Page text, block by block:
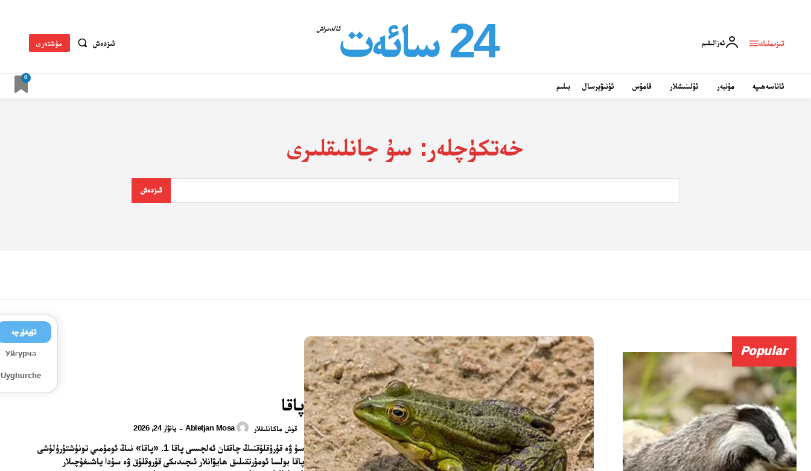
تىزىملىك ئەزالىقىم 24 سائەت ئالدىراش
ئىزدەش مۇشتەرى
ئاناسەھىپە مۇنبەر ئۇلىنىشلار قامۇس ئۇنىۋېرسال بىلىم
0
خەتكۈچلەر: سۇ جانلىقلىرى
ئىزدەش
پاقا
قوش ماكانلىقلار Abletjan Mosa
- يانۋار 24, 2026
سۇ ۋە قۇرۇقلۇقنىڭ چاققان ئەلچىسى پاقا 1. «پاقا» نىڭ ئومۇمىي تونۇشتۇرۇلۇشى
پاقا بولسا ئومۇرتقىلىق ھايۋانلار ئىچىدىكى قۇروقلۇق ۋە سۇدا ياشىغۇچىلار
Popular
ئۇيغۇرچە
Уйғурчә
Uyghurche